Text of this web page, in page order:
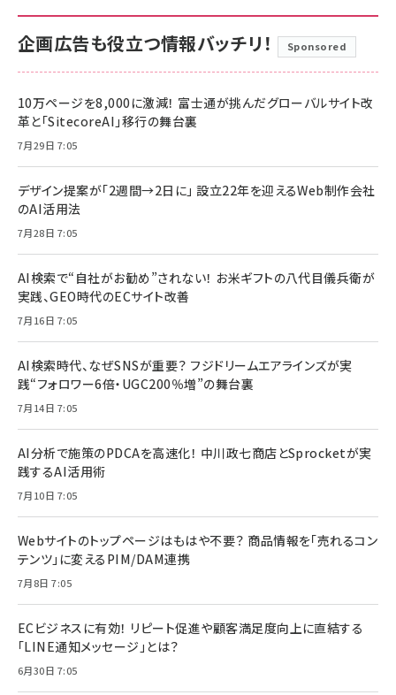
企画広告も役立つ情報バッチリ！ Sponsored
10万ページを8,000に激減！ 富士通が挑んだグローバルサイト改
革と「SitecoreAI」移行の舞台裏
7月29日 7:05
デザイン提案が「2週間→2日に」 設立22年を迎えるWeb制作会社
のAI活用法
7月28日 7:05
AI検索で“自社がお勧め”されない！ お米ギフトの八代目儀兵衛が
実践、GEO時代のECサイト改善
7月16日 7:05
AI検索時代、なぜSNSが重要？ フジドリームエアラインズが実
践“フォロワー6倍・UGC200％増”の舞台裏
7月14日 7:05
AI分析で施策のPDCAを高速化！ 中川政七商店とSprocketが実
践するAI活用術
7月10日 7:05
Webサイトのトップページはもはや不要？ 商品情報を「売れるコン
テンツ」に変えるPIM/DAM連携
7月8日 7:05
ECビジネスに有効！ リピート促進や顧客満足度向上に直結する
「LINE通知メッセージ」とは？
6月30日 7:05